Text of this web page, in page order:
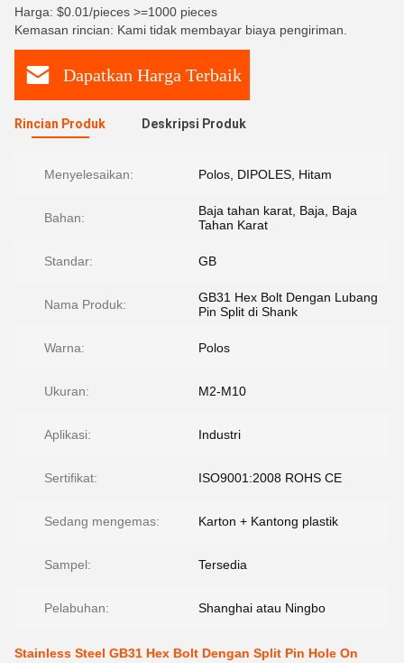
Harga: $0.01/pieces >=1000 pieces
Kemasan rincian: Kami tidak membayar biaya pengiriman.
Dapatkan Harga Terbaik
Rincian Produk Deskripsi Produk
Menyelesaikan: Polos, DIPOLES, Hitam
Bahan:
Baja tahan karat, Baja, Baja
Tahan Karat
Standar: GB
Nama Produk:
GB31 Hex Bolt Dengan Lubang
Pin Split di Shank
Warna: Polos
Ukuran: M2-M10
Aplikasi: Industri
Sertifikat: ISO9001:2008 ROHS CE
Sedang mengemas: Karton + Kantong plastik
Sampel: Tersedia
Pelabuhan: Shanghai atau Ningbo
Stainless Steel GB31 Hex Bolt Dengan Split Pin Hole On